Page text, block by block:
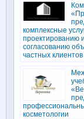
комплексные
проектированию и
согласованию
частных клиентов
косметологии